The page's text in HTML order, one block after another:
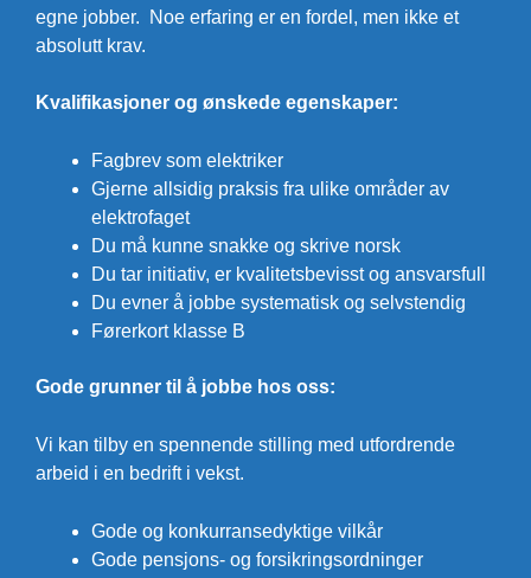
egne jobber. Noe erfaring er en fordel, men ikke et
absolutt krav.
Kvalifikasjoner og ønskede egenskaper:
Fagbrev som elektriker
Gjerne allsidig praksis fra ulike områder av
elektrofaget
Du må kunne snakke og skrive norsk
Du tar initiativ, er kvalitetsbevisst og ansvarsfull
Du evner å jobbe systematisk og selvstendig
Førerkort klasse B
Gode grunner til å jobbe hos oss:
Vi kan tilby en spennende stilling med utfordrende
arbeid i en bedrift i vekst.
Gode og konkurransedyktige vilkår
Gode pensjons- og forsikringsordninger